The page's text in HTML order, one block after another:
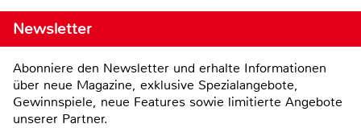
Newsletter
Abonniere den Newsletter und erhalte Informationen
über neue Magazine, exklusive Spezialangebote,
Gewinnspiele, neue Features sowie limitierte Angebote
unserer Partner.